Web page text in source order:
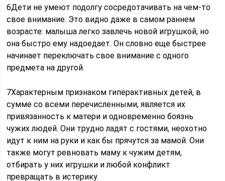
6Дети не умеют подолгу сосредотачивать на чем-то
свое внимание. Это видно даже в самом раннем
возрасте: малыша легко завлечь новой игрушкой, но
она быстро ему надоедает. Он словно еще быстрее
начинает переключать свое внимание с одного
предмета на другой.
7Характерным признаком гиперактивных детей, в
сумме со всеми перечисленными, является их
привязанность к матери и одновременно боязнь
чужих людей. Они трудно ладят с гостями, неохотно
идут к ним на руки и как бы прячутся за мамой. Они
также могут ревновать маму к чужим детям,
отбирать у них игрушки и любой конфликт
превращать в истерику.